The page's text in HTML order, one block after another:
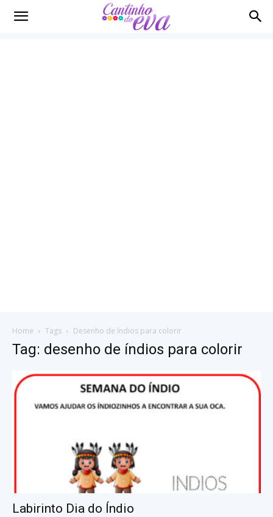
Cantinho
Home Tags Desenho de índios para colorir
Tag: desenho de índios para colorir
Labirinto Dia do Índio